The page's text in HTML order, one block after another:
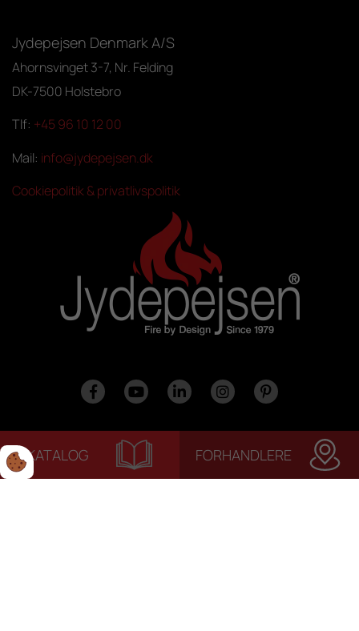
KATALOG FORHANDLERE
Jydepejsen Denmark A/S
Ahornsvinget 3-7, Nr. Felding
DK-7500 Holstebro
Tlf: +45 96 10 12 00
Mail: info@jydepejsen.dk
Cookiepolitik & privatlivspolitik